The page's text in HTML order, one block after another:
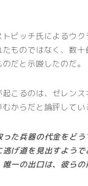
ビッチ氏によるウク
ものではなく、数十
だと示唆したのだ。
こるのは、ゼレンス
からだと論評してい
た兵器の代金をど
げ道を見出すようで
一の出口は、彼らの